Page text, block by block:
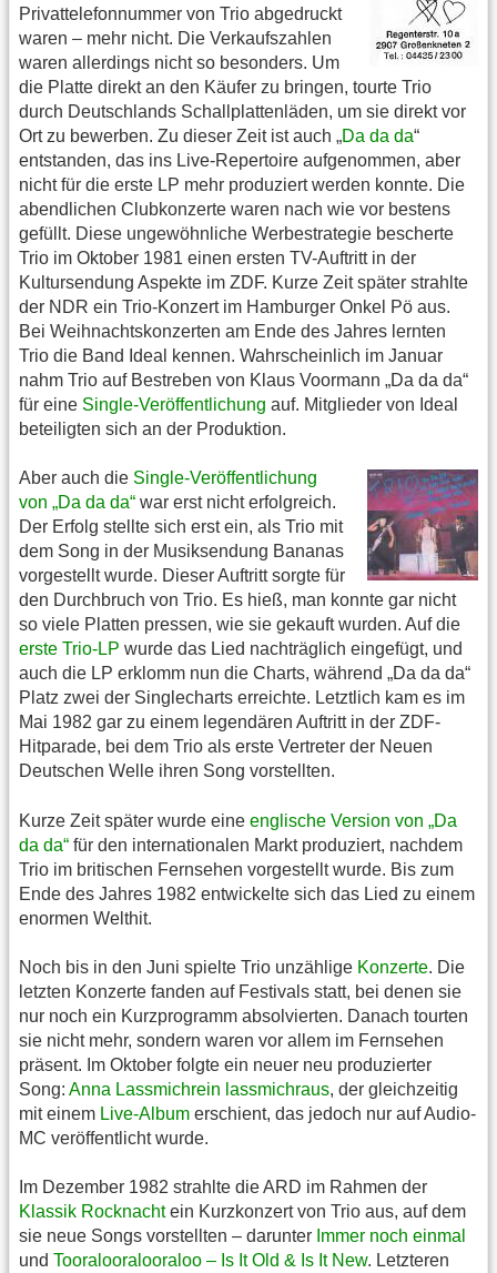
Privattelefonnummer von Trio abgedruckt
waren – mehr nicht. Die Verkaufszahlen
waren allerdings nicht so besonders. Um
die Platte direkt an den Käufer zu bringen, tourte Trio
durch Deutschlands Schallplattenläden, um sie direkt vor
Ort zu bewerben. Zu dieser Zeit ist auch „Da da da“
entstanden, das ins Live-Repertoire aufgenommen, aber
nicht für die erste LP mehr produziert werden konnte. Die
abendlichen Clubkonzerte waren nach wie vor bestens
gefüllt. Diese ungewöhnliche Werbestrategie bescherte
Trio im Oktober 1981 einen ersten TV-Auftritt in der
Kultursendung Aspekte im ZDF. Kurze Zeit später strahlte
der NDR ein Trio-Konzert im Hamburger Onkel Pö aus.
Bei Weihnachtskonzerten am Ende des Jahres lernten
Trio die Band Ideal kennen. Wahrscheinlich im Januar
nahm Trio auf Bestreben von Klaus Voormann „Da da da“
für eine Single-Veröffentlichung auf. Mitglieder von Ideal
beteiligten sich an der Produktion.
Aber auch die Single-Veröffentlichung
von „Da da da“ war erst nicht erfolgreich.
Der Erfolg stellte sich erst ein, als Trio mit
dem Song in der Musiksendung Bananas
vorgestellt wurde. Dieser Auftritt sorgte für
den Durchbruch von Trio. Es hieß, man konnte gar nicht
so viele Platten pressen, wie sie gekauft wurden. Auf die
erste Trio-LP wurde das Lied nachträglich eingefügt, und
auch die LP erklomm nun die Charts, während „Da da da“
Platz zwei der Singlecharts erreichte. Letztlich kam es im
Mai 1982 gar zu einem legendären Auftritt in der ZDF-
Hitparade, bei dem Trio als erste Vertreter der Neuen
Deutschen Welle ihren Song vorstellten.
Kurze Zeit später wurde eine englische Version von „Da
da da“ für den internationalen Markt produziert, nachdem
Trio im britischen Fernsehen vorgestellt wurde. Bis zum
Ende des Jahres 1982 entwickelte sich das Lied zu einem
enormen Welthit.
Noch bis in den Juni spielte Trio unzählige Konzerte. Die
letzten Konzerte fanden auf Festivals statt, bei denen sie
nur noch ein Kurzprogramm absolvierten. Danach tourten
sie nicht mehr, sondern waren vor allem im Fernsehen
präsent. Im Oktober folgte ein neuer neu produzierter
Song: Anna Lassmichrein lassmichraus, der gleichzeitig
mit einem Live-Album erschient, das jedoch nur auf Audio-
MC veröffentlicht wurde.
Im Dezember 1982 strahlte die ARD im Rahmen der
Klassik Rocknachtein Kurzkonzert von Trio aus, auf dem
sie neue Songs vorstellten – darunter Immer noch einmal
und Tooralooralooraloo – Is It Old & Is It New. Letzteren